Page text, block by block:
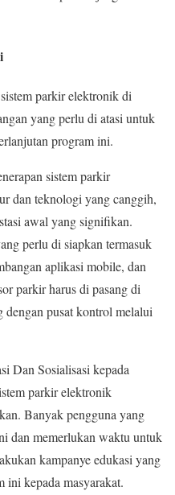
sistem parkir elektronik di
yang perlu di atasi untuk
program ini.
sistem parkir
dan teknologi yang canggih,
awal yang signifikan.
perlu di siapkan termasuk
aplikasi mobile, dan
parkir harus di pasang di
dengan pusat kontrol melalui
Dan Sosialisasi kepada
parkir elektronik
Banyak pengguna yang
dan memerlukan waktu untuk
kampanye edukasi yang
ini kepada masyarakat.